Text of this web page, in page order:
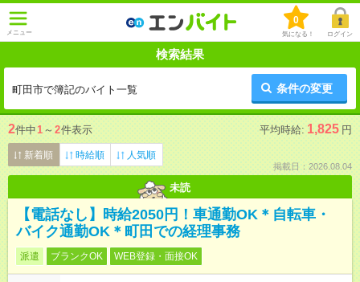
メニュー
0
気になる！ ログイン
検索結果
町田市で簿記のバイト一覧 条件の変更
2件中1 ～ 2件表示 平均時給: 1,825 円
新着順 時給順 人気順
掲載日：2026.08.04
未読
【電話なし】時給2050円！車通勤OK＊自転車・
バイク通勤OK＊町田での経理事務
派遣 ブランクOK WEB登録・面接OK